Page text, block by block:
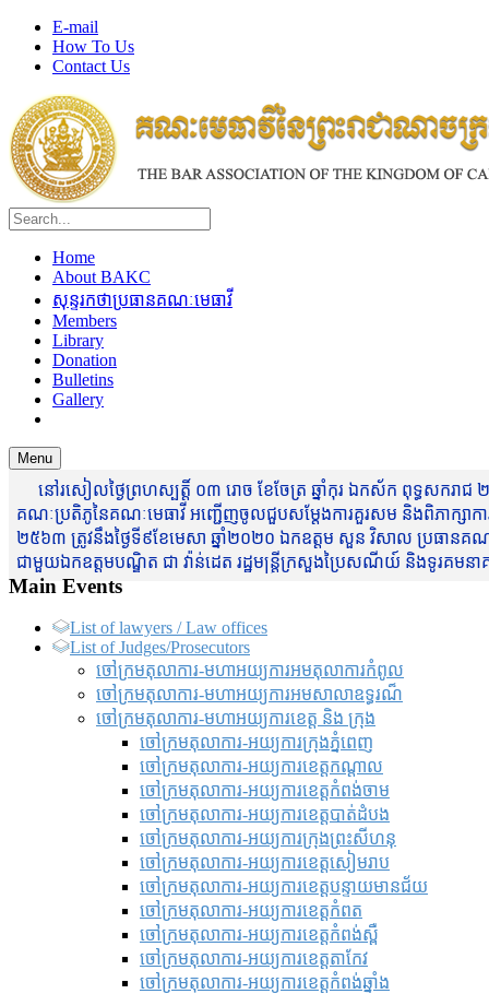
E-mail
How To Us
Contact Us
Home
About BAKC
សុន្ទរកថាប្រធានគណៈមេធាវី
Members
Library
Donation
Bulletins
Gallery
Menu
នៅរសៀលថ្ងៃព្រហស្បត្តិ៍ ០៣ រោច ខែចែត្រ ឆ្នាំកុរ ឯកស័ក ពុទ្ធសករាជ
គណៈប្រតិភូនៃគណៈមេធាវី អញ្ជើញចូលជួបសម្តែងការគួរសម និងពិភាក្សាកា
២៥៦៣ ត្រូវនឹងថ្ងៃទី៩ខែមេសា ឆ្នាំ២០២០ ឯកឧត្តម សួន វិសាល ប្រធានគណ
ជាមួយឯកឧត្តមបណ្ឌិត ជា វ៉ាន់ដេត រដ្ឋមន្រ្តីក្រសួងប្រៃសណីយ៍ និងទូរគ
Main Events
List of lawyers / Law offices
List of Judges/Prosecutors
ចៅក្រមតុលាការ-មហាអយ្យការអមតុលាការកំពូល
ចៅក្រមតុលាការ-មហាអយ្យការអមសាលាឧទ្ធរណ៏
ចៅក្រមតុលាការ-មហាអយ្យការខេត្ត និង ក្រុង
ចៅក្រមតុលាការ-អយ្យការក្រុងភ្នំពេញ
ចៅក្រមតុលាការ-អយ្យការខេត្តកណ្តាល
ចៅក្រមតុលាការ-អយ្យការខេត្តកំពង់ចាម
ចៅក្រមតុលាការ-អយ្យការខេត្តបាត់ដំបង
ចៅក្រមតុលាការ-អយ្យការ​ក្រុងព្រះសីហនុ
ចៅក្រមតុលាការ-អយ្យការខេត្តសៀមរាប
ចៅក្រមតុលាការ-អយ្យការខេត្តបន្ទាយមានជ័យ
ចៅក្រមតុលាការ-អយ្យការខេត្តកំពត
ចៅក្រមតុលាការ-អយ្យការខេត្តកំពង់ស្ពឺ
ចៅក្រមតុលាការ-អយ្យការខេត្តតាកែវ
ចៅក្រមតុលាការ-អយ្យការខេត្តកំពង់ឆ្នាំង